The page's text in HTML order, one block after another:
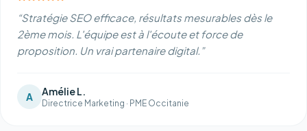
“Stratégie SEO efficace, résultats mesurables dès le
2ème mois. L'équipe est à l'écoute et force de
proposition. Un vrai partenaire digital. ”
A Amélie L.
Directrice Marketing · PME Occitanie